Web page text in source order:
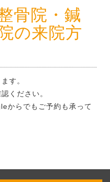
骨院・鍼
の来院方
す。
ください。
からでもご予約も承って